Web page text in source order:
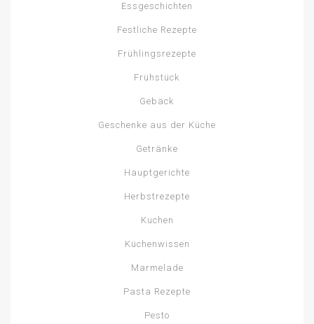
Essgeschichten
Festliche Rezepte
Frühlingsrezepte
Frühstück
Gebäck
Geschenke aus der Küche
Getränke
Hauptgerichte
Herbstrezepte
Kuchen
Küchenwissen
Marmelade
Pasta Rezepte
Pesto